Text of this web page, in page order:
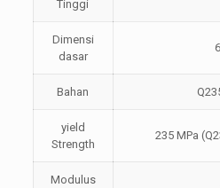
Tinggi
Dimensi
dasar
Bahan
yield
Strength
235 MPa
Modulus